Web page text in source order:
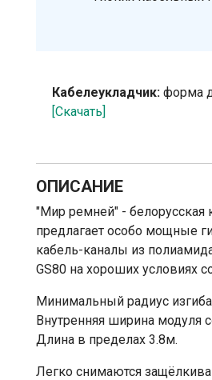
Кабелеукладчик: форма
[Скачать]
ОПИСАНИЕ
"Мир ремней" - белорусская
предлагает особо мощные
кабель-каналы из
GS80 на хороших условиях
Минимальный радиус
Внутренняя ширина модуля
Длина в пределах 3.8м.
Легко снимаются